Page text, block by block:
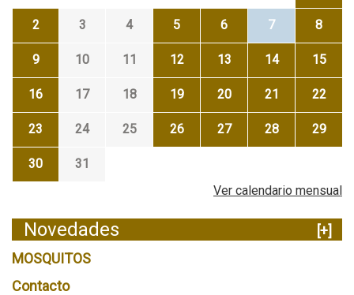
2 3 4 5 6 7 8
9 10 11 12 13 14 15
16 17 18 19 20 21 22
23 24 25 26 27 28 29
30
31
Ver calendario mensual
Novedades
[+]
MOSQUITOS
Contacto